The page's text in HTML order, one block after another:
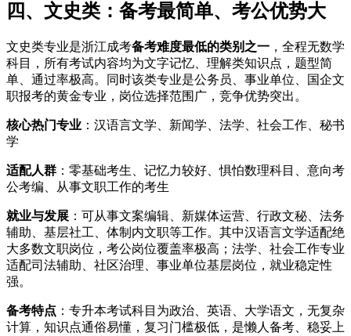
四、文史类：备考最简单、考公优势大
文史类专业是浙江成考备考难度最低的类别之一 ，全程无数学
科目，所有考试内容均为文字记忆、理解类知识点，题型简
单、通过率极高。同时该类专业是公务员、事业单位、国企文
职报考的黄金专业，岗位选择范围广，竞争优势突出。
核心热门专业 ：汉语言文学、新闻学、法学、社会工作、秘书
学
适配人群 ：零基础考生、记忆力较好、惧怕数理科目、意向考
公考编、从事文职工作的考生
就业与发展 ：可从事文案编辑、新媒体运营、行政文秘、法务
辅助、基层社工、体制内文职等工作。其中汉语言文学适配绝
大多数文职岗位，考公岗位覆盖率极高；法学、社会工作专业
适配司法辅助、社区治理、事业单位基层岗位，就业稳定性
强。
备考特点 ：专升本考试科目为政治、英语、大学语文，无复杂
计算，知识点通俗易懂，复习门槛极低，是懒人备考、稳妥上